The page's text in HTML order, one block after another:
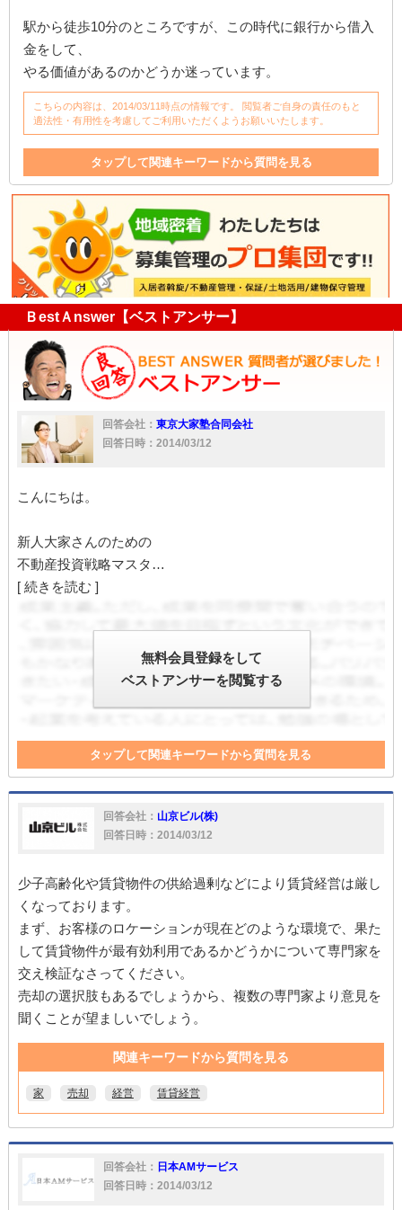
駅から徒歩10分のところですが、この時代に銀行から借入
金をして、
やる価値があるのかどうか迷っています。
こちらの内容は、2014/03/11時点の情報です。 閲覧者ご自身の責任のもと
適法性・有用性を考慮してご利用いただくようお願いいたします。
タップして関連キーワードから質問を見る
リフォーム 建物 取り壊し 相続 不動産
家
貸す
家賃 建て替え 不動産屋
キッチン
銀行
ＢestＡnswer【ベストアンサー】
回答会社： 東京大家塾合同会社
回答日時：2014/03/12
こんにちは。
新人大家さんのための
不動産投資戦略マスタ…
[ 続きを読む ]
無料会員登録をして
ベストアンサーを閲覧する
タップして関連キーワードから質問を見る
リフォーム 相続 責任 不動産会社 修繕費
満室
マンション
大家さん
固定資産税
不動産投資
回答会社： 山京ビル(株)
回答日時：2014/03/12
少子高齢化や賃貸物件の供給過剰などにより賃貸経営は厳し
くなっております。
まず、お客様のロケーションが現在どのような環境で、果た
して賃貸物件が最有効利用であるかどうかについて専門家を
交え検証なさってください。
売却の選択肢もあるでしょうから、複数の専門家より意見を
聞くことが望ましいでしょう。
関連キーワードから質問を見る
家 売却 経営 賃貸経営
回答会社： 日本AMサービス
回答日時：2014/03/12